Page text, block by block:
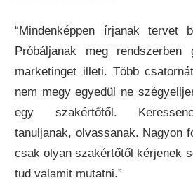
“Mindenképpen írjanak tervet
Próbáljanak meg rendszerben
marketinget illeti. Több
nem megy egyedül ne
egy szakértőtől.
tanuljanak, olvassanak. Nagyon
csak olyan szakértőtől kérjenek
tud valamit mutatni.”